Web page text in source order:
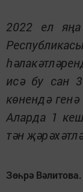
2022 ел яңа
исә бу сан
көнендә
Аларда 1
тән
Зөһрә Вәлитова.